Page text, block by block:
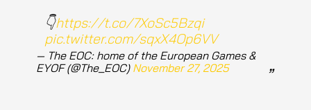
👇https://t.co/7XoSc5Bzqi
pic.twitter.com/sqxX4Op6VV
— The EOC: home of the European Games &
EYOF (@The_EOC) November 27, 2025